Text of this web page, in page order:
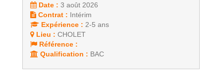
Date : 3 août 2026
Contrat : Intérim
Expérience : 2-5 ans
Lieu : CHOLET
Référence :
Qualification : BAC